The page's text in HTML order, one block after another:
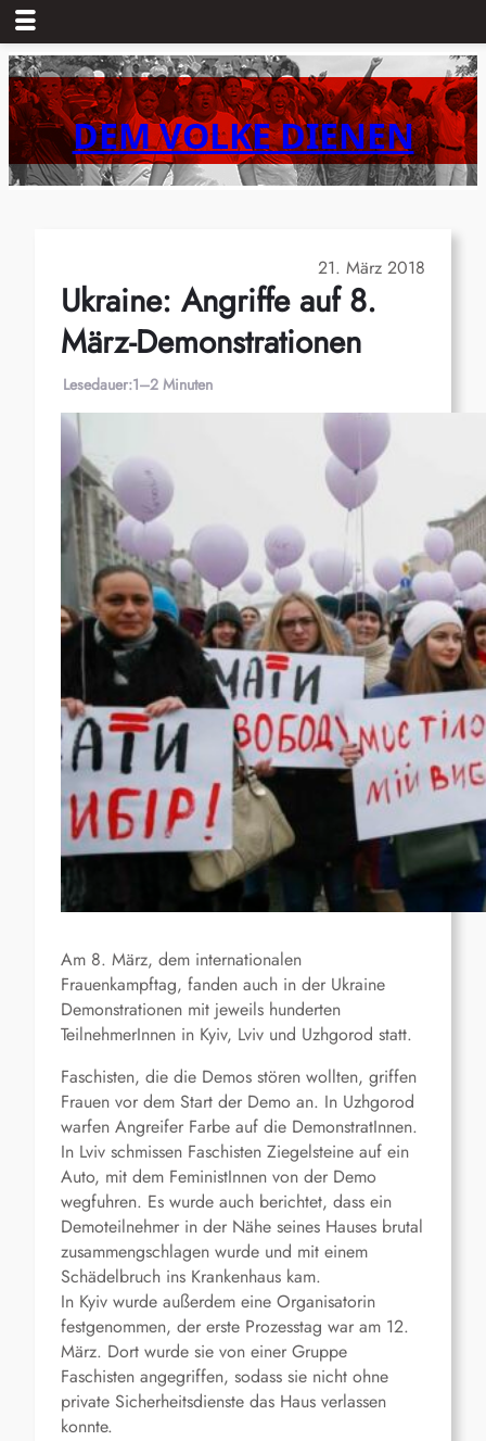
Zum
Inhalt
springenDEM VOLKE DIENEN
21. März 2018
Ukraine: Angriffe auf 8.
März-Demonstrationen
Lesedauer:1–2 Minuten
Am 8. März, dem internationalen
Frauenkampftag, fanden auch in der Ukraine
Demonstrationen mit jeweils hunderten
TeilnehmerInnen in Kyiv, Lviv und Uzhgorod statt.
Faschisten, die die Demos stören wollten, griffen
Frauen vor dem Start der Demo an. In Uzhgorod
warfen Angreifer Farbe auf die DemonstratInnen.
In Lviv schmissen Faschisten Ziegelsteine auf ein
Auto, mit dem FeministInnen von der Demo
wegfuhren. Es wurde auch berichtet, dass ein
Demoteilnehmer in der Nähe seines Hauses brutal
zusammengschlagen wurde und mit einem
Schädelbruch ins Krankenhaus kam.
In Kyiv wurde außerdem eine Organisatorin
festgenommen, der erste Prozesstag war am 12.
März. Dort wurde sie von einer Gruppe
Faschisten angegriffen, sodass sie nicht ohne
private Sicherheitsdienste das Haus verlassen
konnte.